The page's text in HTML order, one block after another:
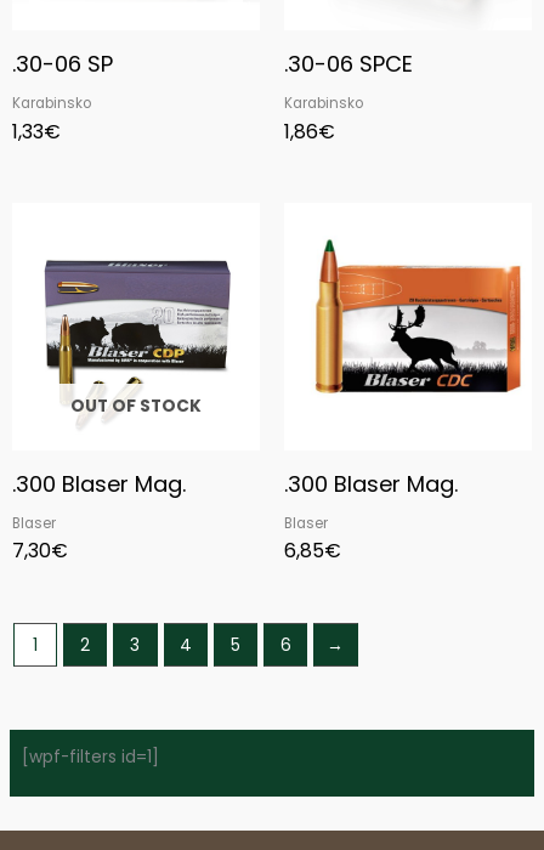
[wpf-filters id=1]
.30-06 SP
Karabinsko
1,33€
.30-06 SPCE
Karabinsko
1,86€
OUT OF STOCK
.300 Blaser Mag.
Blaser
7,30€
.300 Blaser Mag.
Blaser
6,85€
1 2 3 4 5 6 →